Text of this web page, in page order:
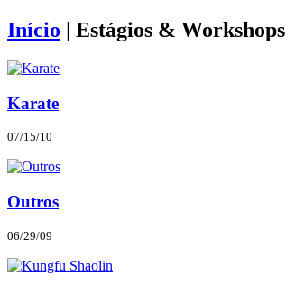
Início | Estágios & Workshops
Karate
07/15/10
Outros
06/29/09